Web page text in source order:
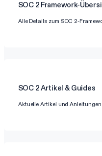
SOC 2 Framework-
Alle Details zum SOC 2-
SOC 2Artikel & Guides
Aktuelle Artikel und Anleitungen